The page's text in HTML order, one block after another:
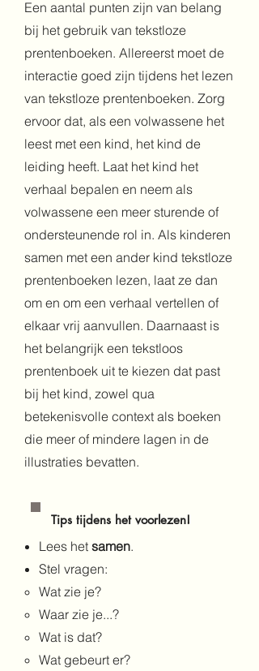
Een aantal punten zijn van belang
bij het gebruik van tekstloze
prentenboeken. Allereerst moet de
interactie goed zijn tijdens het lezen
van tekstloze prentenboeken. Zorg
ervoor dat, als een volwassene het
leest met een kind, het kind de
leiding heeft. Laat het kind het
verhaal bepalen en neem als
volwassene een meer sturende of
ondersteunende rol in. Als kinderen
samen met een ander kind tekstloze
prentenboeken lezen, laat ze dan
om en om een verhaal vertellen of
elkaar vrij aanvullen. Daarnaast is
het belangrijk een tekstloos
prentenboek uit te kiezen dat past
bij het kind, zowel qua
betekenisvolle context als boeken
die meer of mindere lagen in de
illustraties bevatten.
Tips tijdens het voorlezen!
Lees het samen.
Stel vragen:
Wat zie je?​
Waar zie je...?
Wat is dat?
Wat gebeurt er?